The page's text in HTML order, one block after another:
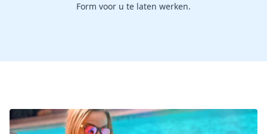
Form voor u te laten werken.